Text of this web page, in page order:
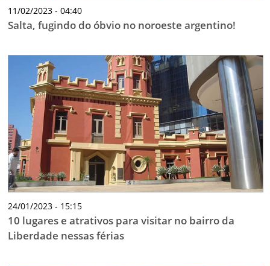
11/02/2023 - 04:40
Salta, fugindo do óbvio no noroeste argentino!
24/01/2023 - 15:15
10 lugares e atrativos para visitar no bairro da
Liberdade nessas férias